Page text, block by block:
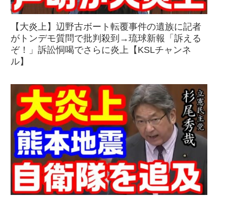
【大炎上】辺野古ボート転覆事件の遺族に記者
がトンデモ質問で批判殺到→琉球新報「訴える
ぞ！」訴訟恫喝でさらに炎上【KSLチャンネ
ル】